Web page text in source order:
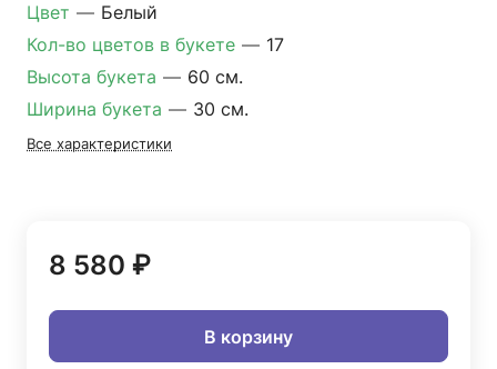
Цвет — Белый
Кол-во цветов в букете — 17
Высота букета — 60 см.
Ширина букета — 30 см.
Все характеристики
8 580 ₽
В корзину